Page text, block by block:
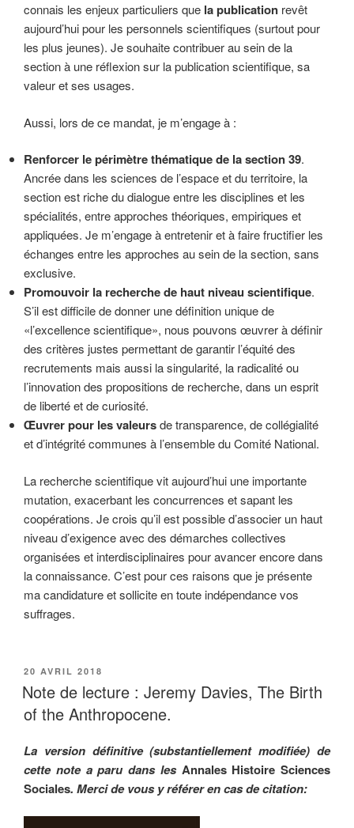
connais les enjeux particuliers que la publication revêt
aujourd’hui pour les personnels scientifiques (surtout pour
les plus jeunes). Je souhaite contribuer au sein de la
section à une réflexion sur la publication scientifique, sa
valeur et ses usages.
Aussi, lors de ce mandat, je m’engage à :
Renforcer le périmètre thématique de la section 39.
Ancrée dans les sciences de l’espace et du territoire, la
section est riche du dialogue entre les disciplines et les
spécialités, entre approches théoriques, empiriques et
appliquées. Je m’engage à entretenir et à faire fructifier les
échanges entre les approches au sein de la section, sans
exclusive.
Promouvoir la recherche de haut niveau scientifique.
S’il est difficile de donner une définition unique de
«l’excellence scientifique», nous pouvons œuvrer à définir
des critères justes permettant de garantir l’équité des
recrutements mais aussi la singularité, la radicalité ou
l’innovation des propositions de recherche, dans un esprit
de liberté et de curiosité.
Œuvrer pour les valeursde transparence, de collégialité
et d’intégrité communes à l’ensemble du Comité National.
La recherche scientifique vit aujourd’hui une importante
mutation, exacerbant les concurrences et sapant les
coopérations. Je crois qu’il est possible d’associer un haut
niveau d’exigence avec des démarches collectives
organisées et interdisciplinaires pour avancer encore dans
la connaissance. C’est pour ces raisons que je présente
ma candidature et sollicite en toute indépendance vos
suffrages.
PUBLIÉ
LE
20 AVRIL 2018
Note de lecture : Jeremy Davies, The Birth
of the Anthropocene.
La version définitive (substantiellement modifiée) de
cette note a paru dans les Annales Histoire Sciences
Sociales. Merci de vous y référer en cas de citation: